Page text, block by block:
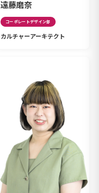
遠藤磨奈
コーポレートデザイン部
カルチャーアーキテクト